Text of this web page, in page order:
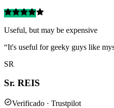
Useful, but may be expensive
“It's useful for geeky guys like
SR
Sr. REIS
Verificado · Trustpilot